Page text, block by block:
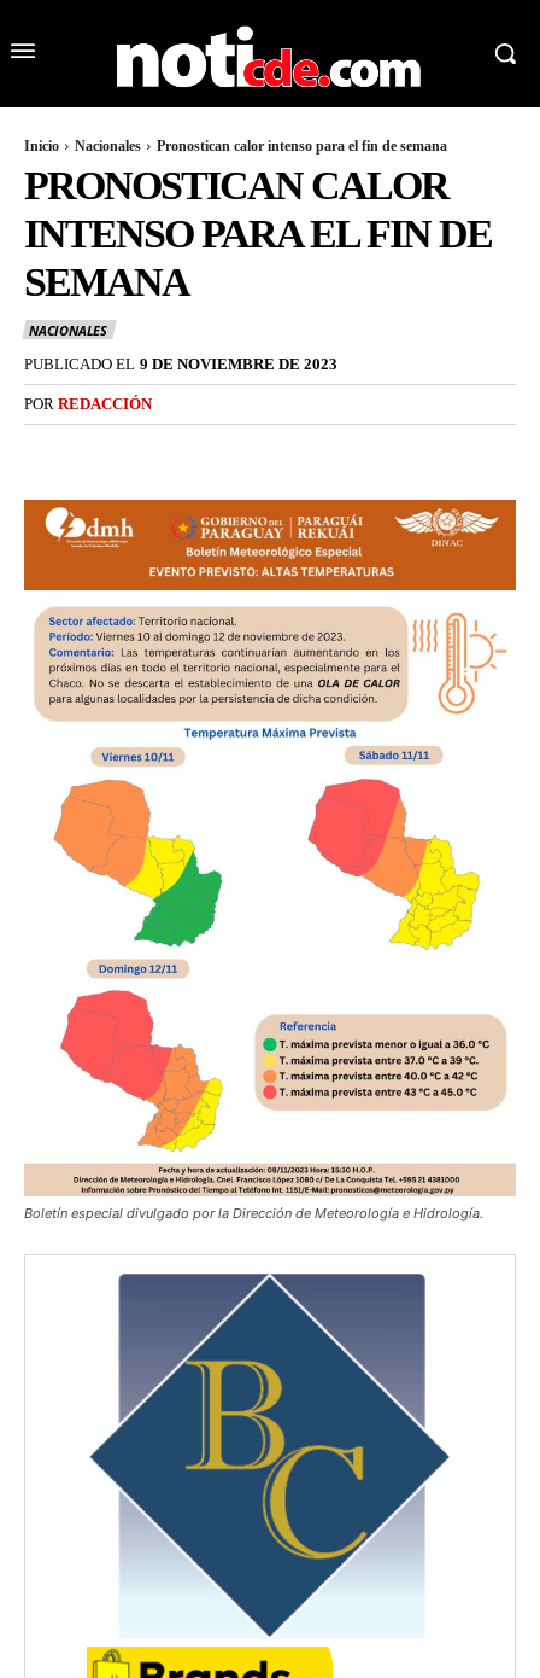
Inicio Nacionales Pronostican calor intenso para el fin de semana
PRONOSTICAN CALOR
INTENSO PARA EL FIN DE
SEMANA
NACIONALES
PUBLICADO EL 9 DE NOVIEMBRE DE 2023
POR REDACCIÓN
Boletín especial divulgado por la Dirección de Meteorología e Hidrología.